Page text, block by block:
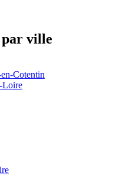
ville
Cotentin
Loire